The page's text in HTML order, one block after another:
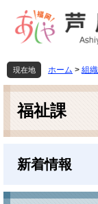
先
頭
を
飛
本
現在地 ホーム > 組
本
福祉課
新着情報